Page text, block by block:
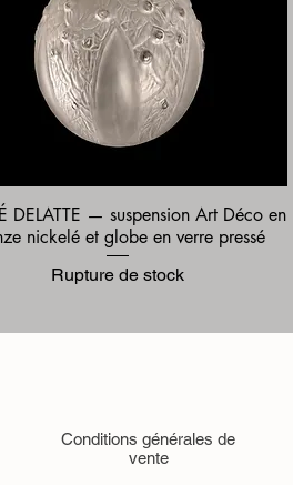
Aperçu rapide
DELATTE — suspension Art Déco en
nickelé et globe en verre pressé
Rupture de stock
Conditions générales de
vente